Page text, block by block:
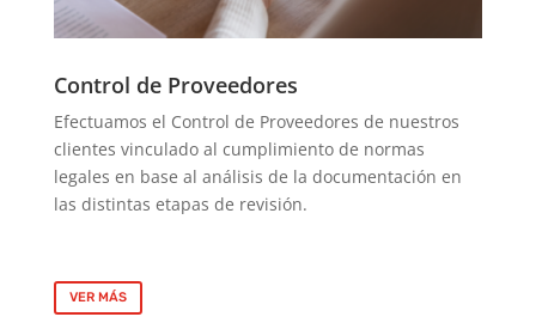
Control de Proveedores
Efectuamos el Control de Proveedores de nuestros
clientes vinculado al cumplimiento de normas
legales en base al análisis de la documentación en
las distintas etapas de revisión.
VER MÁS